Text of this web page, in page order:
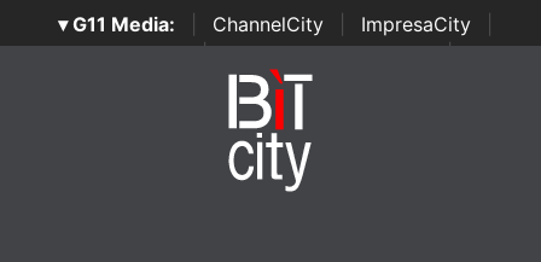
▾ G11 Media: ChannelCity ImpresaCity
SecurityOpenLab | Italian Channel Awards | Italian
Italian Security Awards